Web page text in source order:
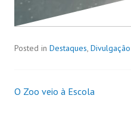
Posted in Destaques, Divulgação
O Zoo veio à Escola